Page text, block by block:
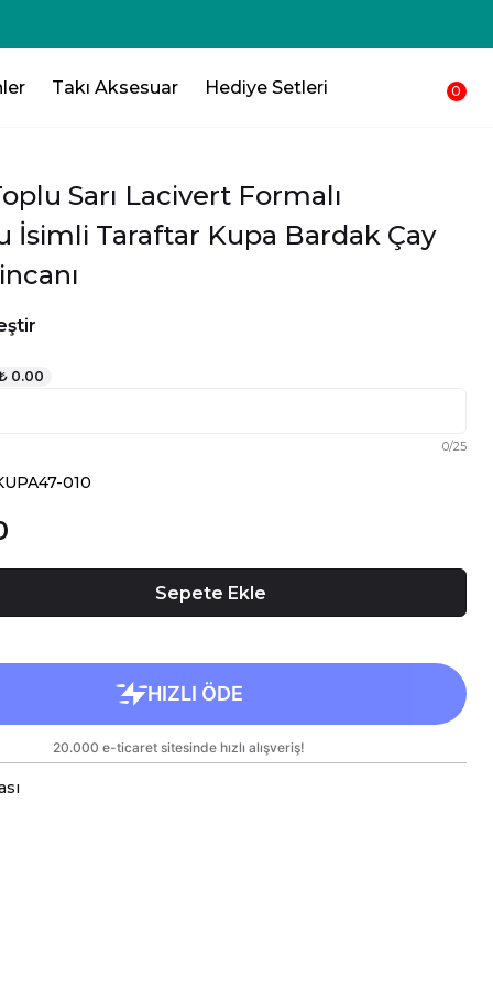
💸 Sepetinden düşsün !!!💸
Takı Aksesuar Hediye Setleri 0
Sarı Lacivert Formalı
İsimli Taraftar Kupa Bardak Çay
0.00
0/25
010
Sepete Ekle